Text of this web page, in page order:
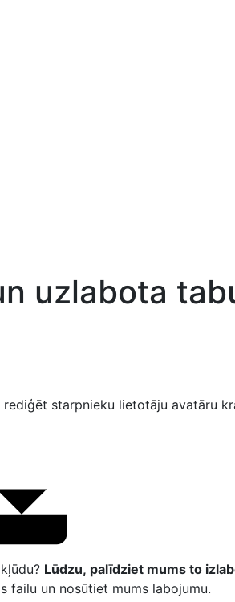
uzlabota
starpnieku lietotāju avatāru
Lūdzu, palīdziet mums to
failu un nosūtiet mums labojumu.